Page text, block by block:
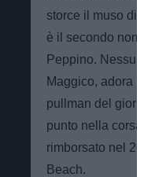
storce il muso di
è il secondo nome
Peppino.
Maggico, adora le
pullman del giorno
punto nella corsa
rimborsato nel
Beach.